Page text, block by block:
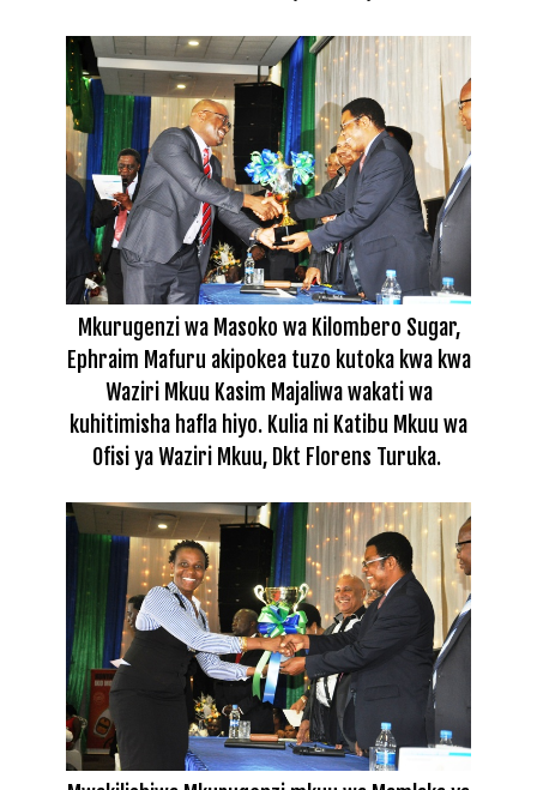
Mkurugenzi wa Masoko wa Kilombero Sugar,
Ephraim Mafuru akipokea tuzo kutoka kwa kwa
Waziri Mkuu Kasim Majaliwa wakati wa
kuhitimisha hafla hiyo. Kulia ni Katibu Mkuu wa
Ofisi ya Waziri Mkuu, Dkt Florens Turuka.